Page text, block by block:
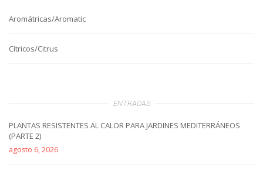
Aromátricas/Aromatic
Cítricos/Citrus
ENTRADAS
PLANTAS RESISTENTES AL CALOR PARA JARDINES MEDITERRÁNEOS
(PARTE 2)
agosto 6, 2026